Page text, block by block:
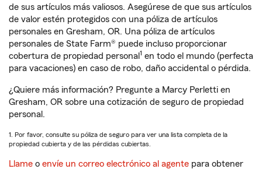
de sus artículos más valiosos. Asegúrese de que sus artículos
de valor estén protegidos con una póliza de artículos
personales en Gresham, OR. Una póliza de artículos
personales de State Farm® puede incluso proporcionar
cobertura de propiedad personal 1 en todo el mundo (perfecta
para vacaciones) en caso de robo, daño accidental o pérdida.
¿Quiere más información? Pregunte a Marcy Perletti en
Gresham, OR sobre una cotización de seguro de propiedad
personal.
1. Por favor, consulte su póliza de seguro para ver una lista completa de la
propiedad cubierta y de las pérdidas cubiertas.
Llame o envíe un correo electrónico al agente para obtener